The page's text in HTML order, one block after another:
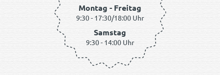
Montag - Freitag
9:30 - 17:30/18:00 Uhr
Samstag
9:30 - 14:00 Uhr